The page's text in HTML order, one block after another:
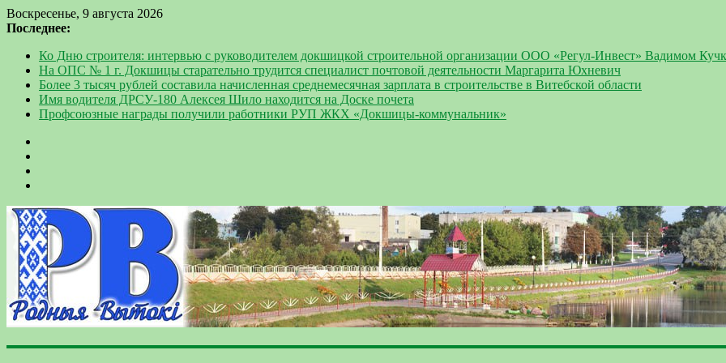
Воскресенье, 9 августа 2026
Последнее:
Ко Дню строителя: интервью с руководителем докшицкой строительной организации ООО «Регул-Инвест» Вадимом
На ОПС № 1 г. Докшицы старательно трудится специалист почтовой деятельности Маргарита Юхневич
Более 3 тысяч рублей составила начисленная среднемесячная зарплата в строительстве в Витебской области
Имя водителя ДРСУ-180 Алексея Шило находится на Доске почета
Профсоюзные награды получили работники РУП ЖКХ «Докшицы-коммунальник»